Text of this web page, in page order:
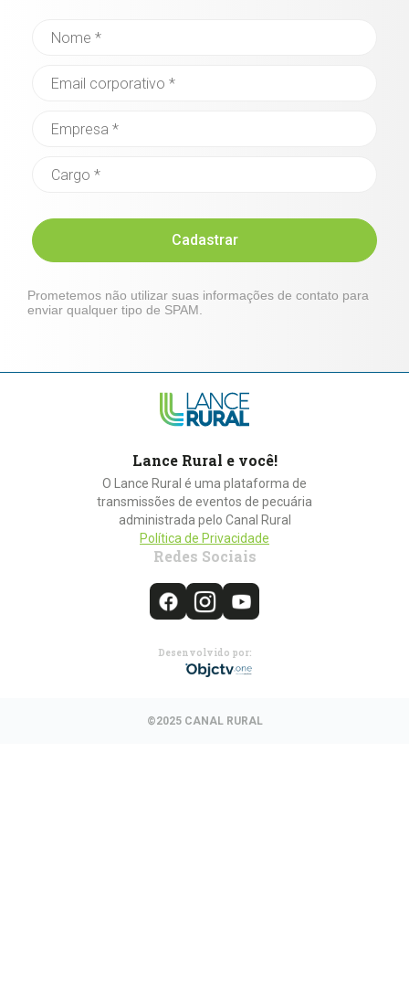
Cadastrar
Prometemos não utilizar suas informações de contato para
enviar qualquer tipo de SPAM.
Lance Rural e você!
O Lance Rural é uma plataforma de
transmissões de eventos de pecuária
administrada pelo Canal Rural
Política de Privacidade
Redes Sociais
Desenvolvido por:
©2025 CANAL RURAL